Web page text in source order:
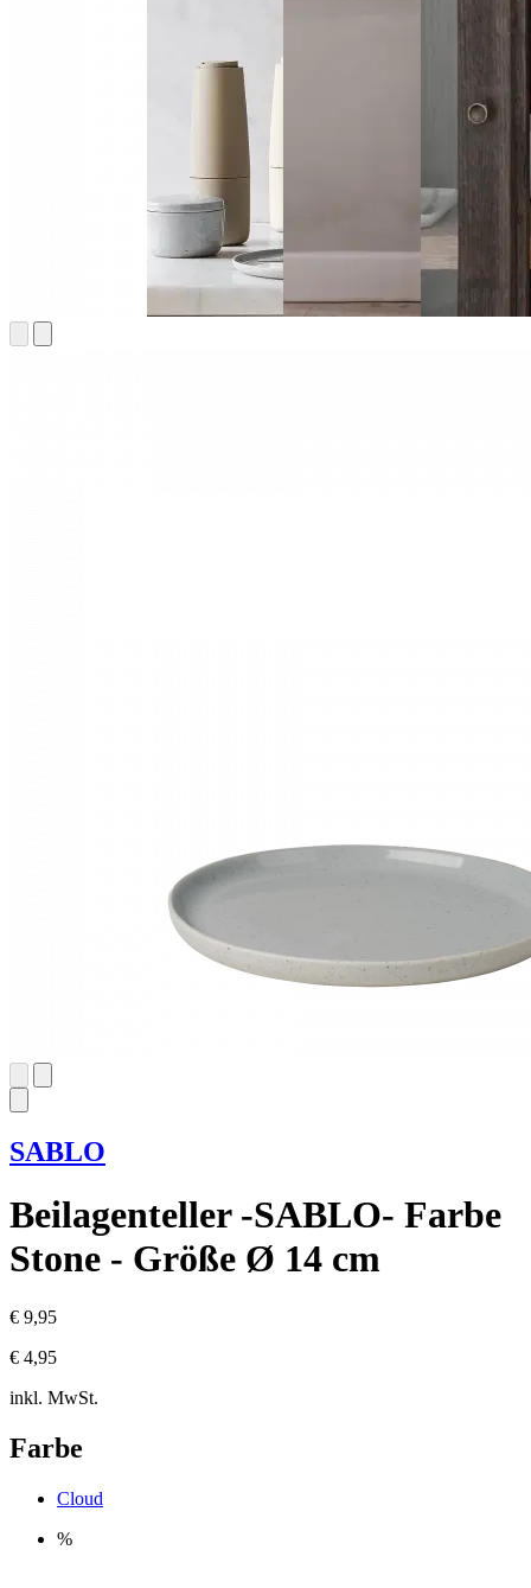
SABLO
Beilagenteller -SABLO- Farbe
Stone - Größe Ø 14 cm
€ 9,95
€ 4,95
inkl. MwSt.
Farbe
Cloud
%